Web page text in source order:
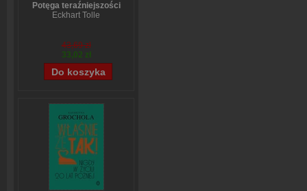
Potęga teraźniejszości
Eckhart Tolle
43,69 zł
33,02 zł